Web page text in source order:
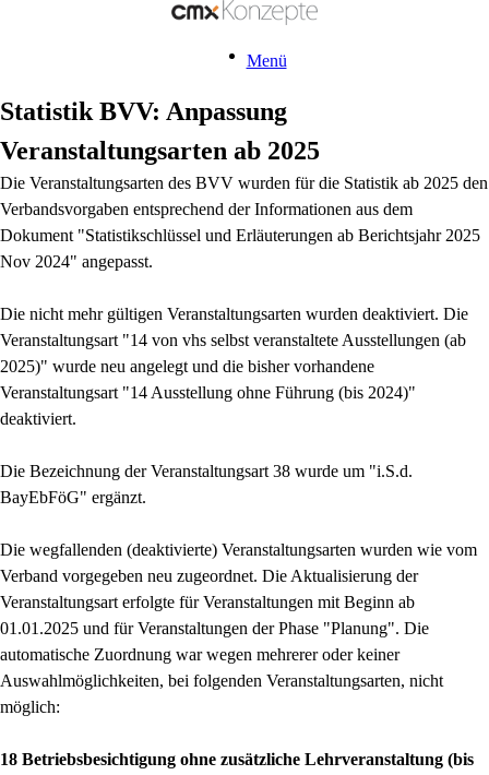
Menü
Statistik BVV: Anpassung
Veranstaltungsarten ab 2025
Die Veranstaltungsarten des BVV wurden für die Statistik ab 2025 den
Verbandsvorgaben entsprechend der Informationen aus dem
Dokument "Statistikschlüssel und Erläuterungen ab Berichtsjahr 2025
Nov 2024" angepasst.
Die nicht mehr gültigen Veranstaltungsarten wurden deaktiviert. Die
Veranstaltungsart "14 von vhs selbst veranstaltete Ausstellungen (ab
2025)" wurde neu angelegt und die bisher vorhandene
Veranstaltungsart "14 Ausstellung ohne Führung (bis 2024)"
deaktiviert.
Die Bezeichnung der Veranstaltungsart 38 wurde um "i.S.d.
BayEbFöG" ergänzt.
Die wegfallenden (deaktivierte) Veranstaltungsarten wurden wie vom
Verband vorgegeben neu zugeordnet. Die Aktualisierung der
Veranstaltungsart erfolgte für Veranstaltungen mit Beginn ab
01.01.2025 und für Veranstaltungen der Phase "Planung". Die
automatische Zuordnung war wegen mehrerer oder keiner
Auswahlmöglichkeiten, bei folgenden Veranstaltungsarten, nicht
möglich:
18 Betriebsbesichtigung ohne zusätzliche Lehrveranstaltung (bis